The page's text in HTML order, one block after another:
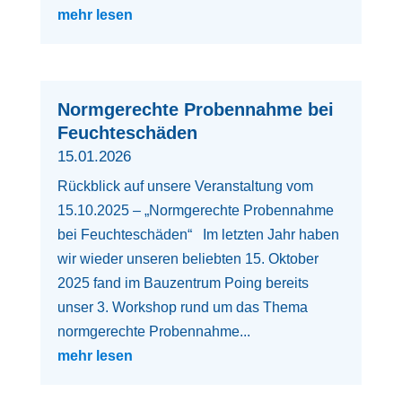
mehr lesen
Normgerechte Probennahme bei
Feuchteschäden
15.01.2026
Rückblick auf unsere Veranstaltung vom
15.10.2025 – „Normgerechte Probennahme
bei Feuchteschäden“ Im letzten Jahr haben
wir wieder unseren beliebten 15. Oktober
2025 fand im Bauzentrum Poing bereits
unser 3. Workshop rund um das Thema
normgerechte Probennahme...
mehr lesen